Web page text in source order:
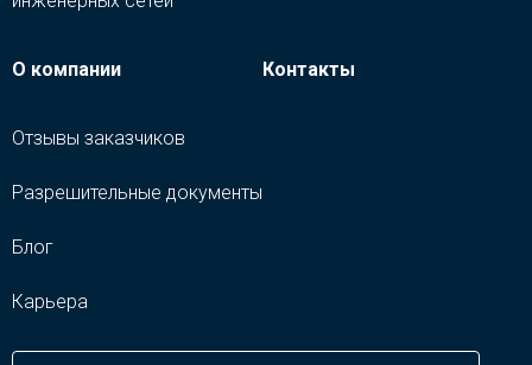
О компании
Отзывы заказчиков
Разрешительные документы
Блог
Карьера
Контакты